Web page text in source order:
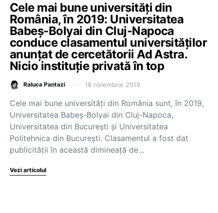
Cele mai bune universități din
România, în 2019: Universitatea
Babeș-Bolyai din Cluj-Napoca
conduce clasamentul universităților
anunțat de cercetătorii Ad Astra.
Nicio instituție privată în top
Raluca Pantazi 18 noiembrie 2019
Cele mai bune universități din România sunt, în 2019,
Universitatea Babeș-Bolyai din Cluj-Napoca,
Universitatea din București și Universitatea
Politehnica din București. Clasamentul a fost dat
publicității în această dimineață de…
Vezi articolul